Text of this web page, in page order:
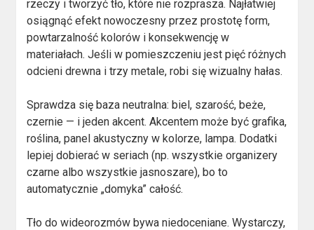
rzeczy i tworzyć tło, które nie rozprasza. Najłatwiej
osiągnąć efekt nowoczesny przez prostotę form,
powtarzalność kolorów i konsekwencję w
materiałach. Jeśli w pomieszczeniu jest pięć różnych
odcieni drewna i trzy metale, robi się wizualny hałas.
Sprawdza się baza neutralna: biel, szarość, beże,
czernie — i jeden akcent. Akcentem może być grafika,
roślina, panel akustyczny w kolorze, lampa. Dodatki
lepiej dobierać w seriach (np. wszystkie organizery
czarne albo wszystkie jasnoszare), bo to
automatycznie „domyka” całość.
Tło do wideorozmów bywa niedoceniane. Wystarczy,